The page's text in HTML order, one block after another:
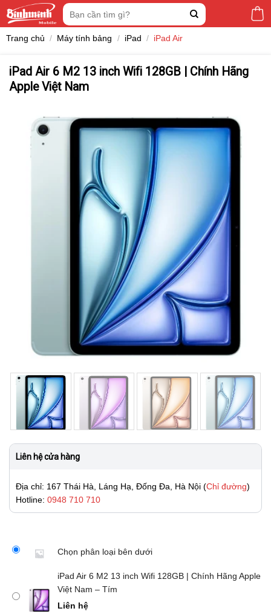
Tìm
kiếm:
Trang chủ / Máy tính bảng / iPad / iPad Air
iPad Air 6 M2 13 inch Wifi 128GB | Chính Hãng
Apple Việt Nam
Liên hệ cửa hàng
Địa chỉ: 167 Thái Hà, Láng Hạ, Đống Đa, Hà Nội (Chỉ đường)
Hotline: 0948 710 710
Chọn phân loại bên dưới
iPad Air 6 M2 13 inch Wifi 128GB | Chính Hãng Apple
Việt Nam – Tím
Liên hệ